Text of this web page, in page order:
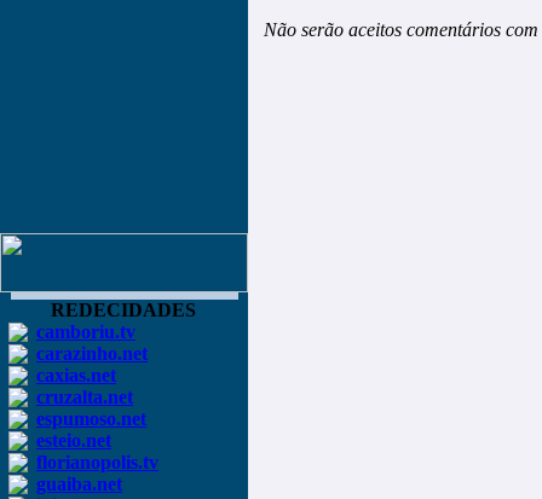
REDECIDADES
camboriu.tv
carazinho.net
caxias.net
cruzalta.net
espumoso.net
esteio.net
florianopolis.tv
guaiba.net
Não serão aceitos comentários